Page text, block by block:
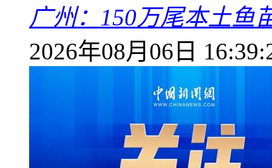
广州：150万尾本土鱼
2026年08月06日